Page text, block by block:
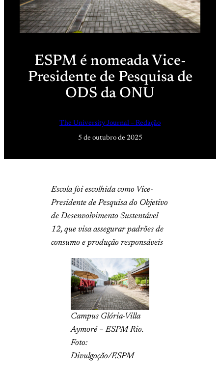
ESPM é nomeada Vice-
Presidente de Pesquisa de
ODS da ONU
The University Journal – Redação
5 de outubro de 2025
Escola foi escolhida como Vice-
Presidente de Pesquisa do Objetivo
de Desenvolvimento Sustentável
12, que visa assegurar padrões de
consumo e produção responsáveis
Campus Glória-Villa
Aymoré – ESPM Rio.
Foto:
Divulgação/ESPM